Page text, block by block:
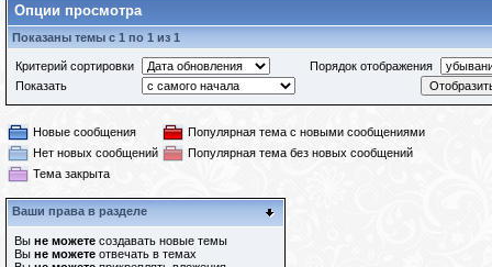
Опции просмотра
Показаны темы с 1 по 1 из 1
Критерий сортировки
Порядок отображения
Показать
Новые сообщения
Популярная тема с новыми сообщениями
Нет новых сообщений
Популярная тема без новых сообщений
Тема закрыта
Ваши права в разделе
Вы не можете создавать новые темы
Вы не можете отвечать в темах